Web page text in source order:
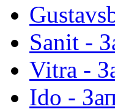
Sanit -
Vitra -
Ido -